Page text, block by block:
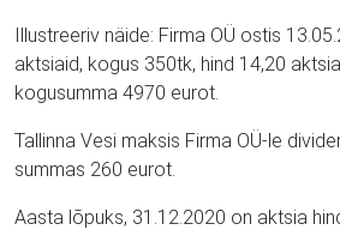
Illustreeriv näide: Firma OÜ ostis
aktsiaid, kogus 350tk, hind 14,20
kogusumma 4970 eurot.
Tallinna Vesi maksis Firma OÜ-le
summas 260 eurot.
Aasta lõpuks, 31.12.2020 on aktsia